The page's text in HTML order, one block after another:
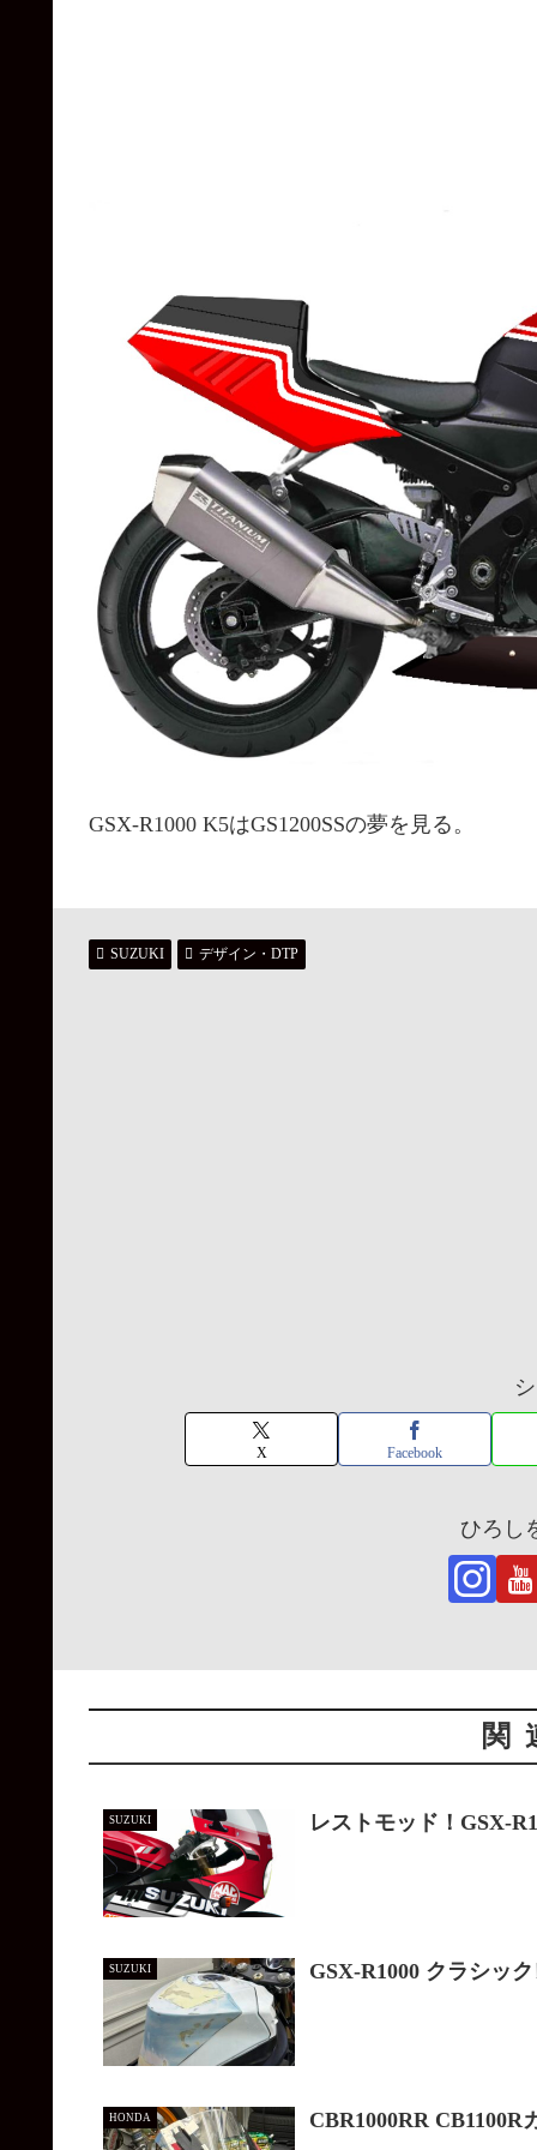
GSX-R1000 K5はGS1200SSの夢を見る。
SUZUKI デザイン・DTP
X Facebook
ひろし
関
SUZUKI レストモッド！GSX-
SUZUKI GSX-R1000 クラシッ
HONDA CBR1000RR CB1100R